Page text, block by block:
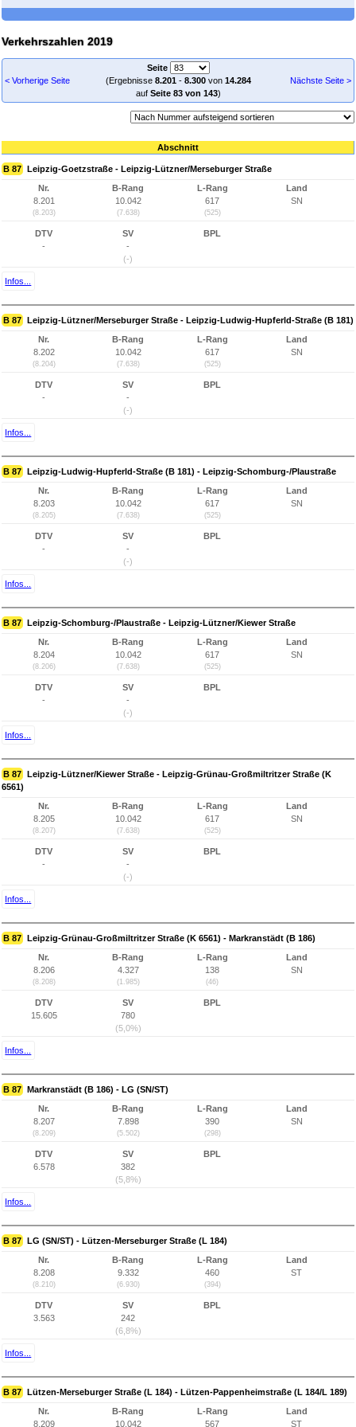
Verkehrszahlen 2019
< Vorherige Seite
Seite
(Ergebnisse 8.201- 8.300von 14.284
auf Seite 83 von 143)
Nächste Seite >
Abschnitt
B 87 Leipzig-Goetzstraße - Leipzig-Lützner/Merseburger Straße
Nr.
8.201
(8.203)
B-Rang
10.042
(7.638)
L-Rang
617
(525)
Land
SN
DTV
-
SV
-
(-)
BPL
Infos...
B 87 Leipzig-Lützner/Merseburger Straße - Leipzig-Ludwig-Hupferld-Straße (B 181)
Nr.
8.202
(8.204)
B-Rang
10.042
(7.638)
L-Rang
617
(525)
Land
SN
DTV
-
SV
-
(-)
BPL
Infos...
B 87 Leipzig-Ludwig-Hupferld-Straße (B 181) - Leipzig-Schomburg-/Plaustraße
Nr.
8.203
(8.205)
B-Rang
10.042
(7.638)
L-Rang
617
(525)
Land
SN
DTV
-
SV
-
(-)
BPL
Infos...
B 87 Leipzig-Schomburg-/Plaustraße - Leipzig-Lützner/Kiewer Straße
Nr.
8.204
(8.206)
B-Rang
10.042
(7.638)
L-Rang
617
(525)
Land
SN
DTV
-
SV
-
(-)
BPL
Infos...
B 87 Leipzig-Lützner/Kiewer Straße - Leipzig-Grünau-Großmiltritzer Straße (K
6561)
Nr.
8.205
(8.207)
B-Rang
10.042
(7.638)
L-Rang
617
(525)
Land
SN
DTV
-
SV
-
(-)
BPL
Infos...
B 87 Leipzig-Grünau-Großmiltritzer Straße (K 6561) - Markranstädt (B 186)
Nr.
8.206
(8.208)
B-Rang
4.327
(1.985)
L-Rang
138
(46)
Land
SN
DTV
15.605
SV
780
(5,0%)
BPL
Infos...
B 87 Markranstädt (B 186) - LG (SN/ST)
Nr.
8.207
(8.209)
B-Rang
7.898
(5.502)
L-Rang
390
(298)
Land
SN
DTV
6.578
SV
382
(5,8%)
BPL
Infos...
B 87 LG (SN/ST) - Lützen-Merseburger Straße (L 184)
Nr.
8.208
(8.210)
B-Rang
9.332
(6.930)
L-Rang
460
(394)
Land
ST
DTV
3.563
SV
242
(6,8%)
BPL
Infos...
B 87 Lützen-Merseburger Straße (L 184) - Lützen-Pappenheimstraße (L 184/L 189)
Nr.
8.209
B-Rang
10.042
L-Rang
567
Land
ST